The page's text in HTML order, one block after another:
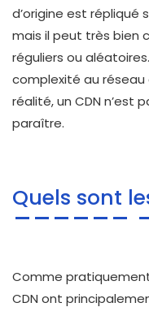
d’origine est répliqué
mais il peut très bien
réguliers ou
complexité au réseau
réalité, un CDN n’est
paraître.
Quels sont
Comme
CDN ont